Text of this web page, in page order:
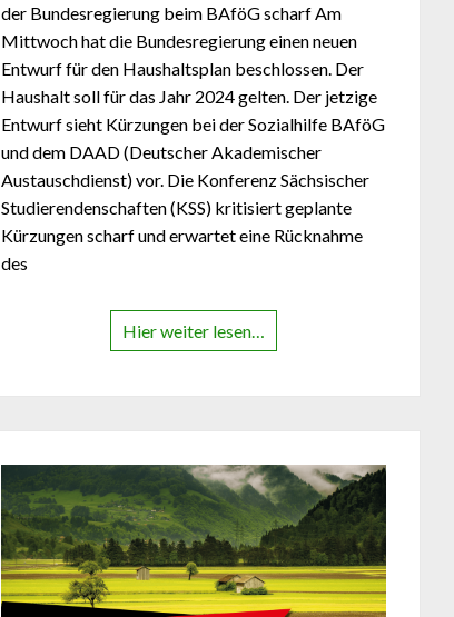
der Bundesregierung beim BAföG scharf Am
Mittwoch hat die Bundesregierung einen neuen
Entwurf für den Haushaltsplan beschlossen. Der
Haushalt soll für das Jahr 2024 gelten. Der jetzige
Entwurf sieht Kürzungen bei der Sozialhilfe BAföG
und dem DAAD (Deutscher Akademischer
Austauschdienst) vor. Die Konferenz Sächsischer
Studierendenschaften (KSS) kritisiert geplante
Kürzungen scharf und erwartet eine Rücknahme
des
Hier weiter lesen…